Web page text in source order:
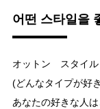
어떤 스타일을
オットン スタイ
(どんなタイプが好
あなたの好きな人